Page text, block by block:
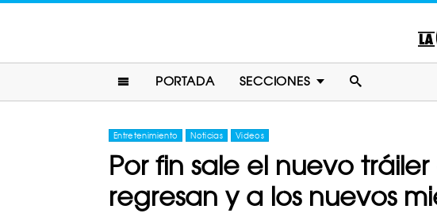
PORTADA SECCIONES
Entretenimiento Noticias Videos
Por fin sale el nuevo
regresan y a los nuevos